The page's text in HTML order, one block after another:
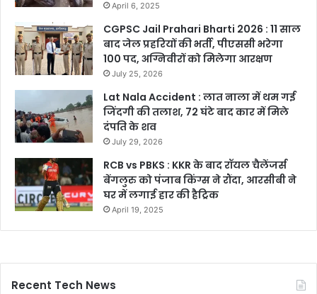
April 6, 2025
CGPSC Jail Prahari Bharti 2026 : 11 साल
बाद जेल प्रहरियों की भर्ती, पीएससी भरेगा
100 पद, अग्निवीरों को मिलेगा आरक्षण
July 25, 2026
Lat Nala Accident : लात नाला में थम गई
जिंदगी की तलाश, 72 घंटे बाद कार में मिले
दंपति के शव
July 29, 2026
RCB vs PBKS : KKR के बाद रॉयल चैलेंजर्स
बेंगलुरु को पंजाब किंग्स ने रौंदा, आरसीबी ने
घर में लगाई हार की हैट्रिक
April 19, 2025
Recent Tech News